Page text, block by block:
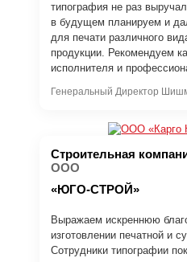
типография не раз
в будущем планируем и
для печати различного
продукции. Рекомендуем
исполнителя и
Генеральный Директор
Строительная
ООО
«ЮГО-СТРОЙ»
Выражаем искреннюю
изготовлении печатной и
Сотрудники типографии